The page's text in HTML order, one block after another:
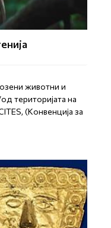
животни и
територијата на
(Конвенција за